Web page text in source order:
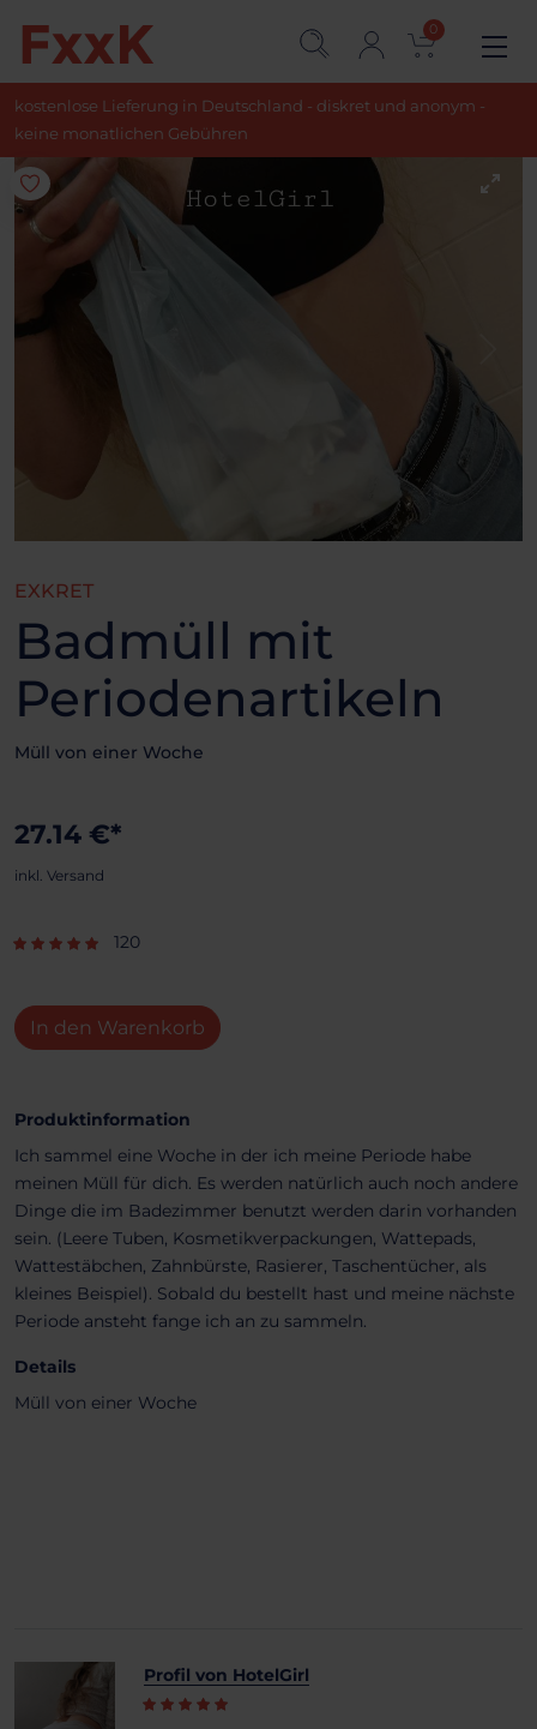
0
kostenlose Lieferung in Deutschland - diskret und anonym -
keine monatlichen Gebühren
EXKRET
Badmüll mit
Periodenartikeln
Müll von einer Woche
27.14 €*
inkl. Versand
120
In den Warenkorb
Produktinformation
Ich sammel eine Woche in der ich meine Periode habe
meinen Müll für dich. Es werden natürlich auch noch andere
Dinge die im Badezimmer benutzt werden darin vorhanden
sein. (Leere Tuben, Kosmetikverpackungen, Wattepads,
Wattestäbchen, Zahnbürste, Rasierer, Taschentücher, als
kleines Beispiel). Sobald du bestellt hast und meine nächste
Periode ansteht fange ich an zu sammeln.
Details
Müll von einer Woche
Profil von HotelGirl